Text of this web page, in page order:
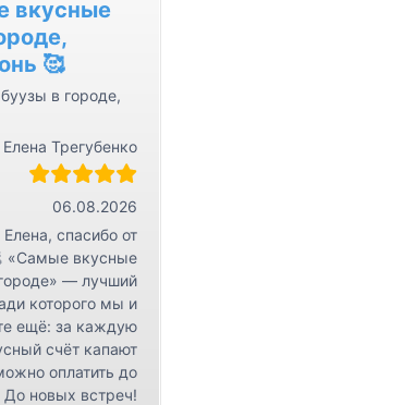
m
e
n
u
o
о
н
т
а
к
т
ы
вкусные
🥰
в городе,
Елена Трегубенко
06.08.2026
Елена, спасибо от
«Самые вкусные
— лучший
которого мы и
ещё: за каждую
счёт капают
оплатить до
До новых встреч!